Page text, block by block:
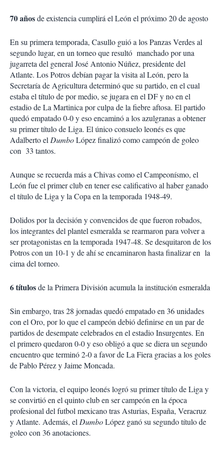
70 añosde existencia cumplirá el León el próximo 20 de agosto
En su primera temporada, Casullo guió a los Panzas Verdes al
segundo lugar, en un torneo que resultó manchado por una
jugarreta del general José Antonio Núñez, presidente del
Atlante. Los Potros debían pagar la visita al León, pero la
Secretaría de Agricultura determinó que su partido, en el cual
estaba el título de por medio, se jugara en el DF y no en el
estadio de La Martinica por culpa de la fiebre aftosa. El partido
quedó empatado 0-0 y eso encaminó a los azulgranas a obtener
su primer título de Liga. El único consuelo leonés es que
Adalberto el DumboLópez finalizó como campeón de goleo
con 33 tantos.
Aunque se recuerda más a Chivas como el Campeonísmo, el
León fue el primer club en tener ese calificativo al haber ganado
el título de Liga y la Copa en la temporada 1948-49.
Dolidos por la decisión y convencidos de que fueron robados,
los integrantes del plantel esmeralda se rearmaron para volver a
ser protagonistas en la temporada 1947-48. Se desquitaron de los
Potros con un 10-1 y de ahí se encaminaron hasta finalizar en la
cima del torneo.
6 títulosde la Primera División acumula la institución esmeralda
Sin embargo, tras 28 jornadas quedó empatado en 36 unidades
con el Oro, por lo que el campeón debió definirse en un par de
partidos de desempate celebrados en el estadio Insurgentes. En
el primero quedaron 0-0 y eso obligó a que se diera un segundo
encuentro que terminó 2-0 a favor de La Fiera gracias a los goles
de Pablo Pérez y Jaime Moncada.
Con la victoria, el equipo leonés logró su primer título de Liga y
se convirtió en el quinto club en ser campeón en la época
profesional del futbol mexicano tras Asturias, España, Veracruz
y Atlante. Además, el DumboLópez ganó su segundo título de
goleo con 36 anotaciones.